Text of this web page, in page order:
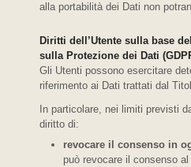
alla portabilità dei Dati non
Diritti dell’Utente sulla base
sulla Protezione dei Dati
Gli Utenti possono esercitare
riferimento ai Dati trattati dal
In particolare, nei limiti previsti
diritto di:
revocare il consenso in
può revocare il consenso